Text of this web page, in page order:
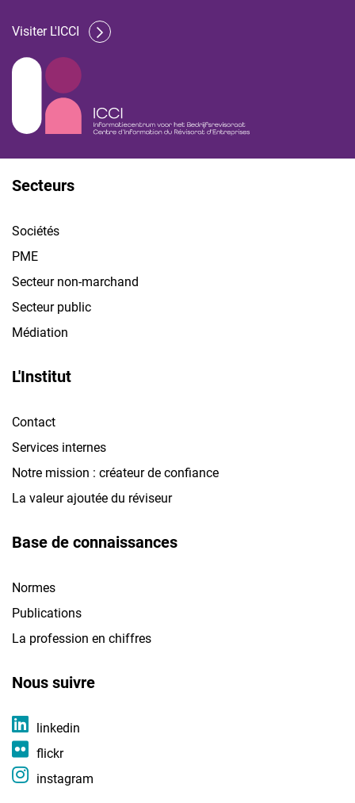
Visiter L'ICCI
Secteurs
Sociétés
PME
Secteur non-marchand
Secteur public
Médiation
L'Institut
Contact
Services internes
Notre mission : créateur de confiance
La valeur ajoutée du réviseur
Base de connaissances
Normes
Publications
La profession en chiffres
Nous suivre
linkedin
flickr
instagram